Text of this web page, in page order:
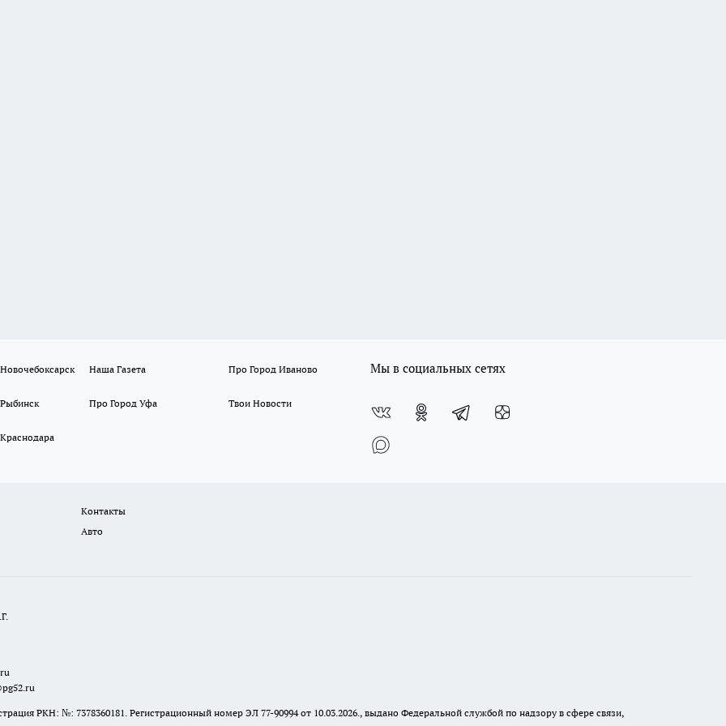
Наша Газета Про Город Иваново
Про Город Уфа Твои Новости
Мы в социальных сетях
Контакты
Авто
РКН: №: 7378360181. Регистрационный номер ЭЛ 77-90994 от 10.03.2026., выдано Федеральной службой по надзору в сфере связи,